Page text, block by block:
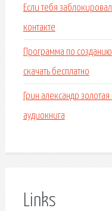
Если тебя
контакте
Программа по
скачать бесплатно
Грин александр золотая
аудиокнига
Links